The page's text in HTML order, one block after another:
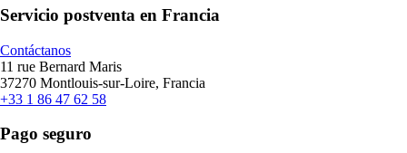
Servicio postventa en Francia
Contáctanos
11 rue Bernard Maris
37270 Montlouis-sur-Loire, Francia
+33 1 86 47 62 58
Pago seguro